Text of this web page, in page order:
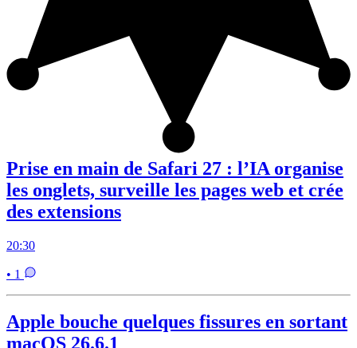
Prise en main de Safari 27 : l’IA organise
les onglets, surveille les pages web et crée
des extensions
20:30
• 1
Apple bouche quelques fissures en sortant
macOS 26.6.1